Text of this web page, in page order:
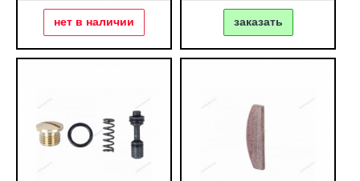
нет в наличии заказать